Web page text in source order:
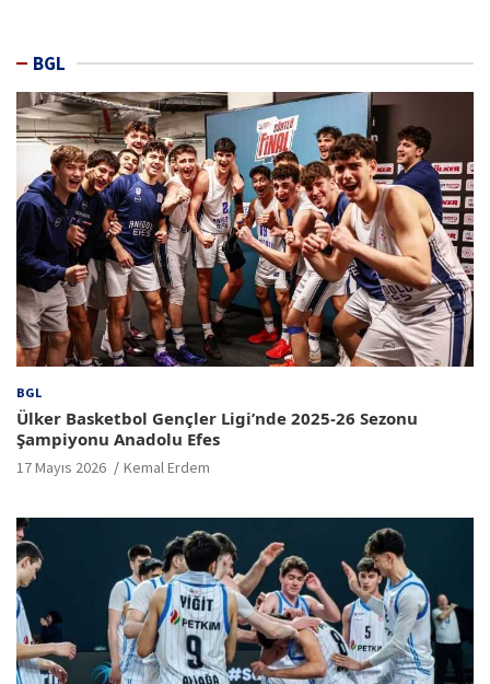
BGL
BGL
Ülker Basketbol Gençler Ligi’nde 2025-26 Sezonu
Şampiyonu Anadolu Efes
17 Mayıs 2026 Kemal Erdem